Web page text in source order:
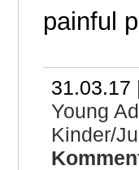
painful
Young
Kinder/